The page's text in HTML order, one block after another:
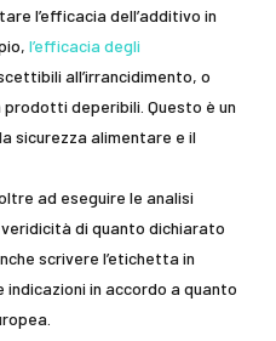
l’efficacia dell’additivo in
l’efficacia degli
all’irrancidimento, o
deperibili. Questo è un
sicurezza alimentare e il
ad eseguire le analisi
di quanto dichiarato
scrivere l’etichetta in
in accordo a quanto